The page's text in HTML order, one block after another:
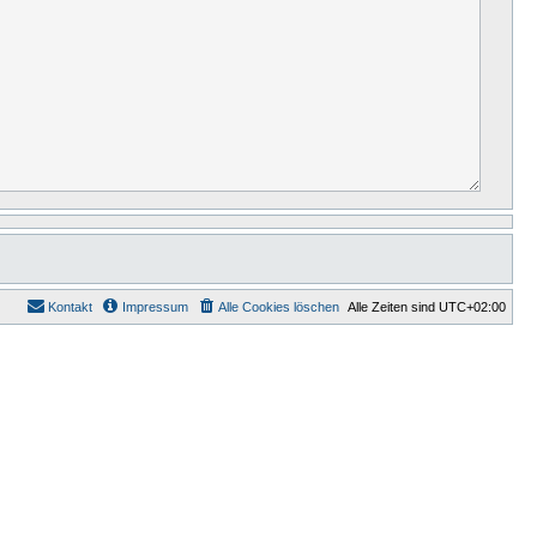
Alle Zeiten sind UTC+02:00
Alle Cookies löschen
Impressum
Kontakt